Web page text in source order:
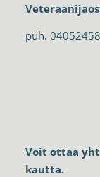
puh.
Voit ottaa
kautta.